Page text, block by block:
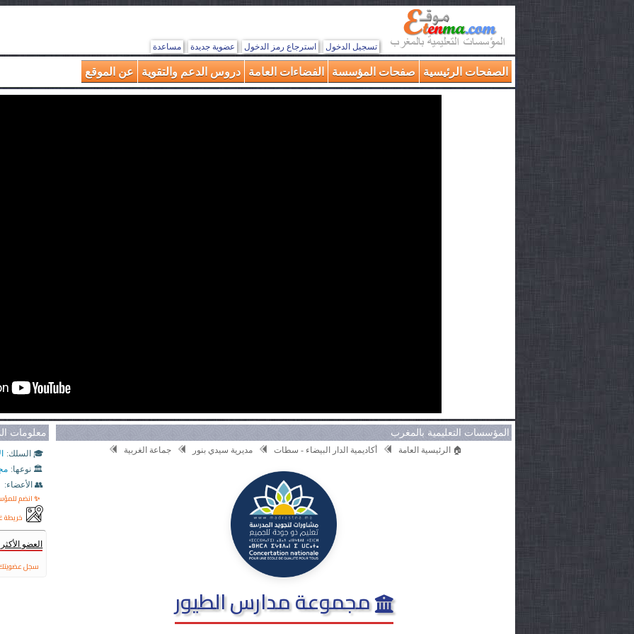
تسجيل الدخول استرجاع رمز الدخول عضوية جديدة مساعدة
الصفحات الرئيسية صفحات المؤسسة الفضاءات العامة دروس الدعم والتقوية عن الموقع
المؤسسات التعليمية بالمغرب
🏠 الرئيسية العامة أكاديمية الدار البيضاء - سطات مديرية سيدي بنور جماعة الغربية
مجموعة مدارس الطيور
معلومات
🎓 السلك:
🏛️ نوعها:
👥 الأعضاء:
✨ انضم
خريطة
العضو
سجل